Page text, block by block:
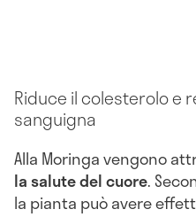
Riduce il colesterolo e
sanguigna
Alla Moringa vengono
la salute del cuore.
la pianta può avere